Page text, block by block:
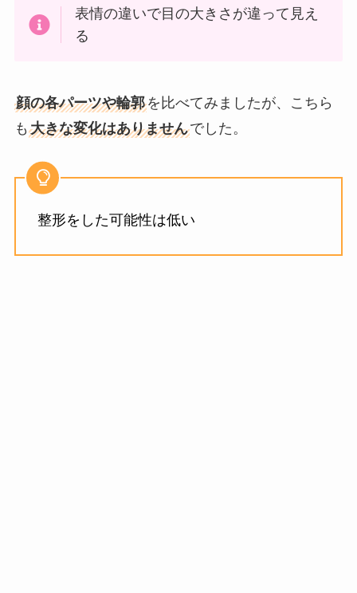
表情の違いで目の大きさが違って見え
る
顔の各パーツや輪郭を比べてみましたが、こちら
も 大きな変化はありませんでした。
整形をした可能性は低い